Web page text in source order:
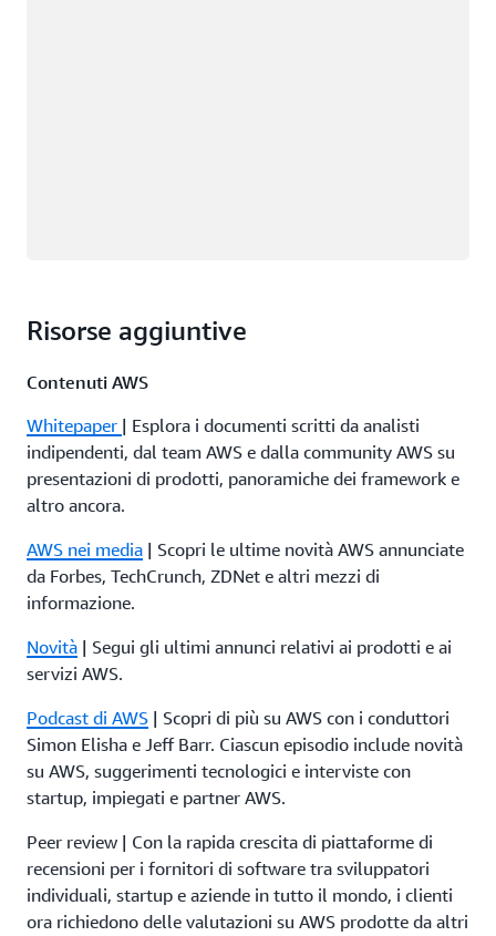
Risorse aggiuntive
Contenuti AWS
Whitepaper | Esplora i documenti scritti da analisti
indipendenti, dal team AWS e dalla community AWS su
presentazioni di prodotti, panoramiche dei framework e
altro ancora.
AWS nei media | Scopri le ultime novità AWS annunciate
da Forbes, TechCrunch, ZDNet e altri mezzi di
informazione.
Novità | Segui gli ultimi annunci relativi ai prodotti e ai
servizi AWS.
Podcast di AWS | Scopri di più su AWS con i conduttori
Simon Elisha e Jeff Barr. Ciascun episodio include novità
su AWS, suggerimenti tecnologici e interviste con
startup, impiegati e partner AWS.
Peer review | Con la rapida crescita di piattaforme di
recensioni per i fornitori di software tra sviluppatori
individuali, startup e aziende in tutto il mondo, i clienti
ora richiedono delle valutazioni su AWS prodotte da altri